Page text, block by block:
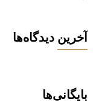
آخرین دیدگاه‌ها
بایگانی‌ها